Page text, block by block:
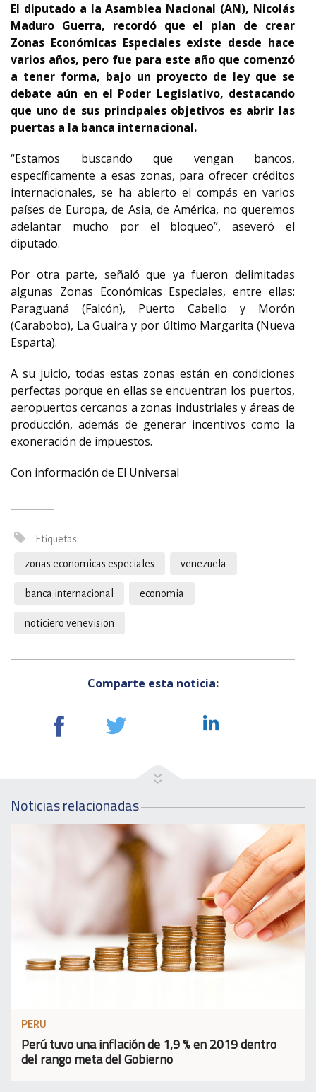
El diputado a la Asamblea Nacional (AN), Nicolás
Maduro Guerra, recordó que el plan de crear
Zonas Económicas Especiales existe desde hace
varios años, pero fue para este año que comenzó
a tener forma, bajo un proyecto de ley que se
debate aún en el Poder Legislativo, destacando
que uno de sus principales objetivos es abrir las
puertas a la banca internacional.
“Estamos buscando que vengan bancos,
específicamente a esas zonas, para ofrecer créditos
internacionales, se ha abierto el compás en varios
países de Europa, de Asia, de América, no queremos
adelantar mucho por el bloqueo”, aseveró el
diputado.
Por otra parte, señaló que ya fueron delimitadas
algunas Zonas Económicas Especiales, entre ellas:
Paraguaná (Falcón), Puerto Cabello y Morón
(Carabobo), La Guaira y por último Margarita (Nueva
Esparta).
A su juicio, todas estas zonas están en condiciones
perfectas porque en ellas se encuentran los puertos,
aeropuertos cercanos a zonas industriales y áreas de
producción, además de generar incentivos como la
exoneración de impuestos.
Con información de El Universal
Etiquetas:
zonas economicas especiales venezuela
banca internacional economia
noticiero venevision
Comparte esta noticia:
Noticias relacionadas
PERU
Perú tuvo una inflación de 1,9 % en 2019 dentro
del rango meta del Gobierno